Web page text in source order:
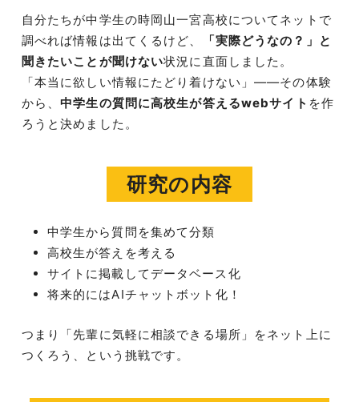
自分たちが中学生の時岡山一宮高校についてネットで
調べれば情報は出てくるけど、
「実際どうなの？」と
聞きたいことが聞けない状況に直面しました。
「本当に欲しい情報にたどり着けない」——その体験
から、中学生の質問に高校生が答えるwebサイト を作
ろうと決めました。
研究の内容
中学生から質問を集めて分類
高校生が答えを考える
サイトに掲載してデータベース化
将来的にはAIチャットボット化！
つまり「先輩に気軽に相談できる場所」をネット上に
つくろう、という挑戦です。